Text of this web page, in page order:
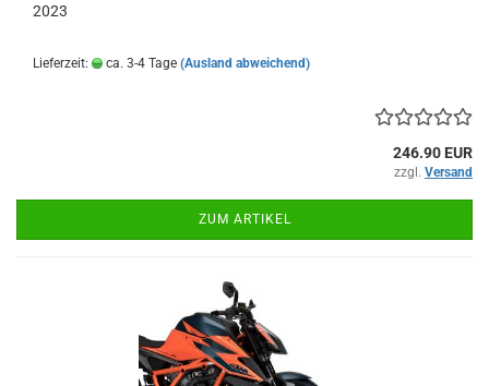
2023
Lieferzeit: ca. 3-4 Tage (Ausland abweichend)
246.90 EUR
zzgl. Versand
ZUM ARTIKEL